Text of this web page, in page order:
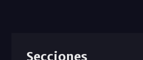
Secciones